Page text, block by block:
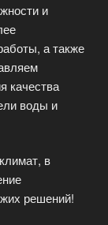
и
а также
качества
воды и
в
решений!